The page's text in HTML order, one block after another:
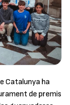
Catalunya ha
de premis